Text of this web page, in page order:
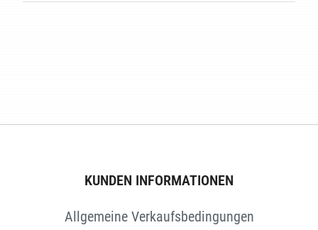
KUNDEN INFORMATIONEN
Allgemeine Verkaufsbedingungen